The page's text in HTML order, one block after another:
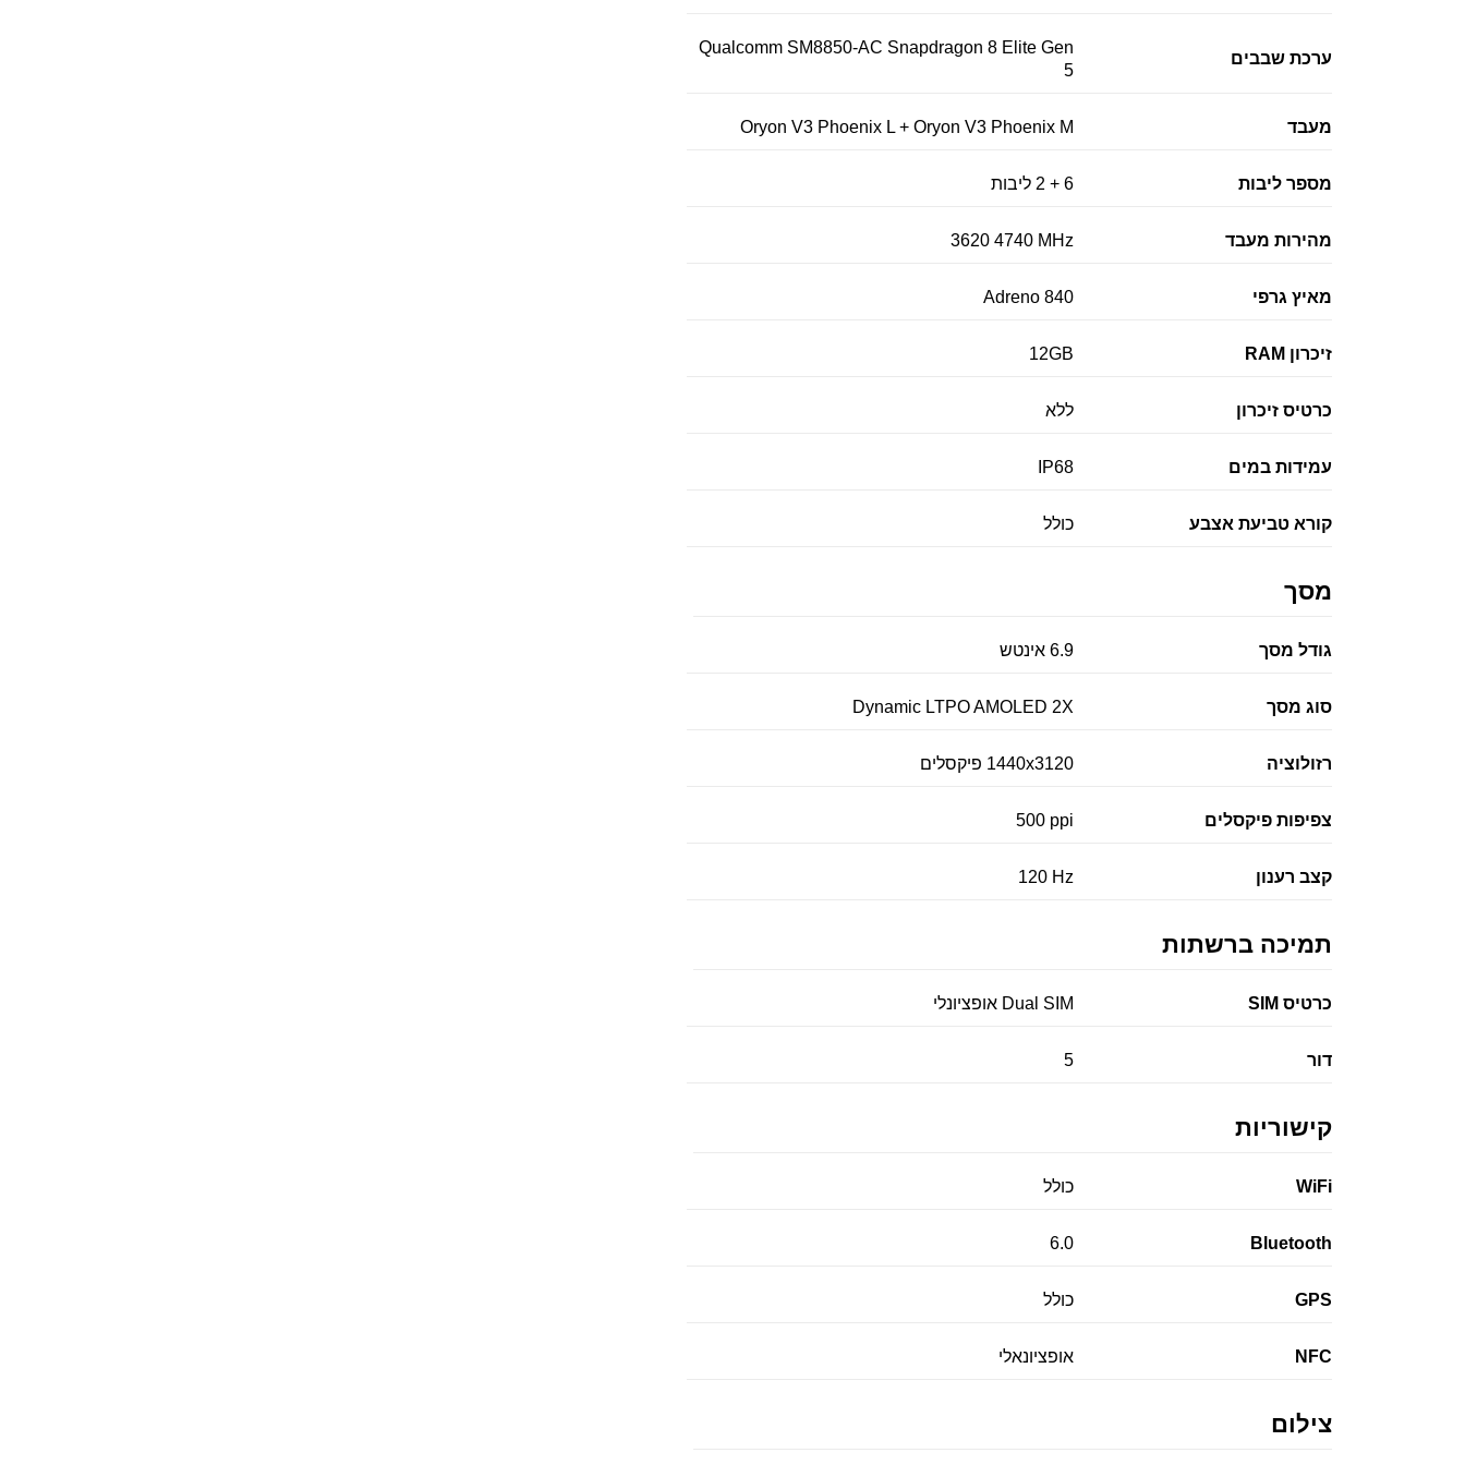
ערכת שבבים
Qualcomm SM8850-AC Snapdragon 8 Elite Gen
5
מעבד Oryon V3 Phoenix L + Oryon V3 Phoenix M
מספר ליבות 6 + 2 ליבות
מהירות מעבד 3620 4740 MHz
מאיץ גרפי Adreno 840
זיכרון RAM 12GB
כרטיס זיכרון ללא
עמידות במים IP68
קורא טביעת אצבע כולל
מסך
גודל מסך 6.9 אינטש
סוג מסך Dynamic LTPO AMOLED 2X
רזולוציה 1440x3120 פיקסלים
צפיפות פיקסלים 500 ppi
קצב רענון 120 Hz
תמיכה ברשתות
כרטיס SIM Dual SIM אופציונלי
דור 5
קישוריות
WiFi כולל
Bluetooth
6.0
GPS כולל
NFC אופציונאלי
צילום